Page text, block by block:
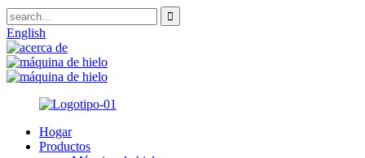
English
Hogar
Productos